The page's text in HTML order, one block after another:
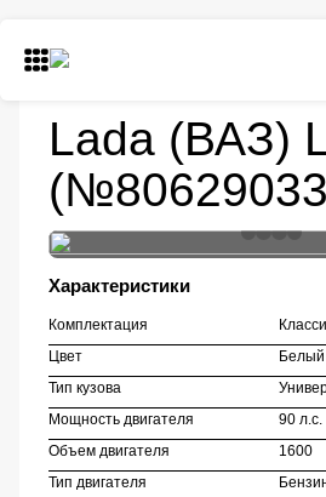
Контакты
Lada (ВАЗ)
Характеристики
Комплектация
Цвет
Белый
Тип кузова
Мощность двигателя
90 л.с.
Объем двигателя
1600
Тип двигателя